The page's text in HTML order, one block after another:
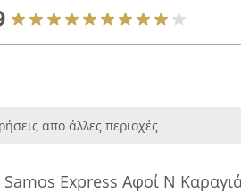
απο άλλες περιοχές
Samos Express Αφοί Ν